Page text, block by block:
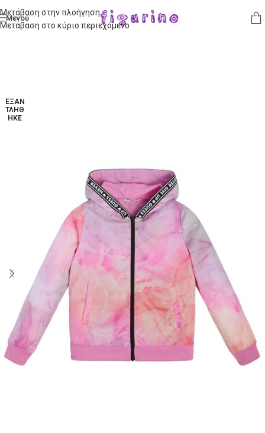
Μετάβαση στην πλοήγηση
Μετάβαση στο κύριο περιεχόμενο
Μενού
ΕΞΑΝ
ΤΛΉΘ
ΗΚΕ